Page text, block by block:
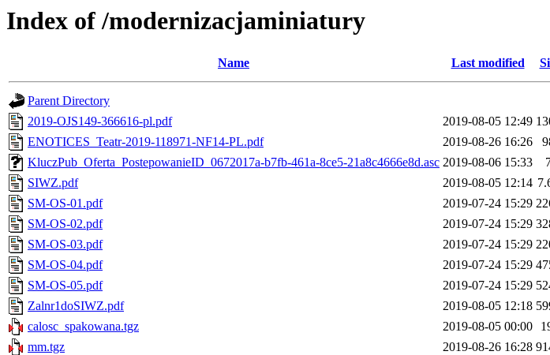
Index of /modernizacjaminiatury
Name Last modified
Parent Directory
2019-OJS149-366616-pl.pdf
2019-08-05 12:49
ENOTICES_Teatr-2019-118971-NF14-PL.pdf
2019-08-26 16:26
KluczPub_Oferta_PostepowanieID_0672017a-b7fb-461a-8ce5-21a8c4666e8d.asc 2019-08-06 15:33
SIWZ.pdf
2019-08-05 12:14
SM-OS-01.pdf
2019-07-24 15:29
SM-OS-02.pdf
2019-07-24 15:29
SM-OS-03.pdf
2019-07-24 15:29
SM-OS-04.pdf
2019-07-24 15:29
SM-OS-05.pdf
2019-07-24 15:29
Zalnr1doSIWZ.pdf
2019-08-05 12:18
calosc_spakowana.tgz
2019-08-05 00:00
mm.tgz
2019-08-26 16:28